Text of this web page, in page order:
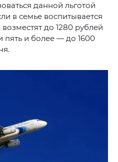
данной льготой
в семье воспитывается
до 1280 рублей
пять и более — до 1600